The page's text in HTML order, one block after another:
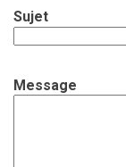
Sujet
Message